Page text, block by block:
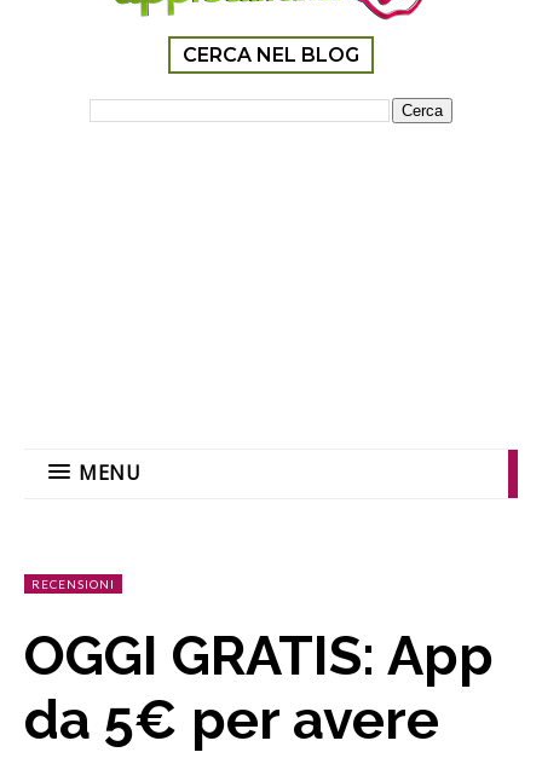
CERCA NEL BLOG
MENU
RECENSIONI
OGGI GRATIS: App
da 5€ per avere